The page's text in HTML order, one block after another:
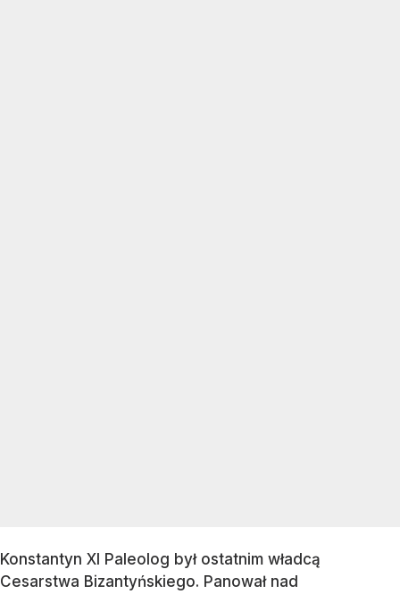
Konstantyn XI Paleolog był ostatnim władcą
Cesarstwa Bizantyńskiego. Panował nad